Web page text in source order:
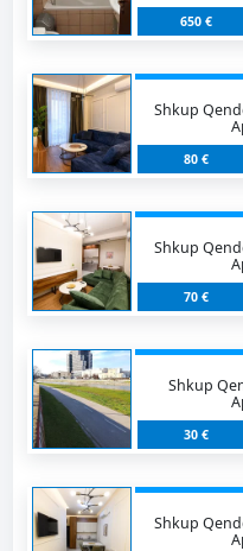
650 €
Shkup
80 €
Shkup
70 €
Shkup
30 €
Shkup